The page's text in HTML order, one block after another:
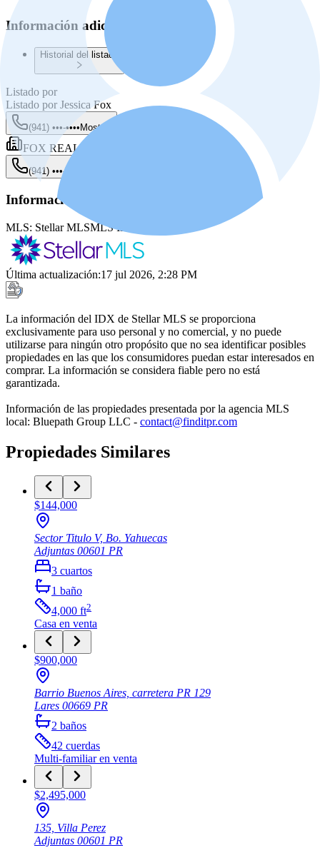
Información adicional
Historial del listado
Listado por
Listado por Jessica Fox
(941) •••-•••• Mostrar
FOX REALTY
(941) •••-••••
Información de la fuente
MLS: Stellar MLSMLS ID:
Última actualización:17 jul 2026, 2:28 PM
La información del IDX de Stellar MLS se proporciona
exclusivamente para uso personal y no comercial, y no puede
utilizarse para ningún otro propósito que no sea identificar posibles
propiedades en las que los consumidores puedan estar interesados en
comprar. La información se considera fiable pero no está
garantizada.
Información de las propiedades presentada por la agencia MLS
local: Bluepath Group LLC - contact@finditpr.com
Propiedades Similares
$144,000
Sector Titulo V, Bo. Yahuecas
Adjuntas 00601 PR
3 cuartos
1 baño
4,000 ft2
Casa en venta
$900,000
Barrio Buenos Aires, carretera PR 129
Lares 00669 PR
2 baños
42 cuerdas
Multi-familiar en venta
$2,495,000
135, Villa Perez
Adjuntas 00601 PR